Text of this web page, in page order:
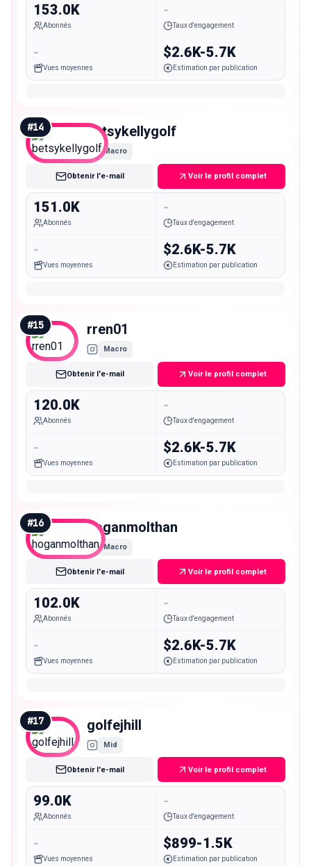
153.0K
Abonnés
-
Taux d'engagement
-
Vues moyennes
$2.6K-5.7K
Estimation par publication
#14 betsykellygolf
Macro
Obtenir l'e-mail Voir le profil complet
151.0K
Abonnés
-
Taux d'engagement
-
Vues moyennes
$2.6K-5.7K
Estimation par publication
#15 rren01
Macro
Obtenir l'e-mail Voir le profil complet
120.0K
Abonnés
-
Taux d'engagement
-
Vues moyennes
$2.6K-5.7K
Estimation par publication
#16 hoganmolthan
Macro
Obtenir l'e-mail Voir le profil complet
102.0K
Abonnés
-
Taux d'engagement
-
Vues moyennes
$2.6K-5.7K
Estimation par publication
#17 golfejhill
Mid
Obtenir l'e-mail Voir le profil complet
99.0K
Abonnés
-
Taux d'engagement
-
Vues moyennes
$899-1.5K
Estimation par publication